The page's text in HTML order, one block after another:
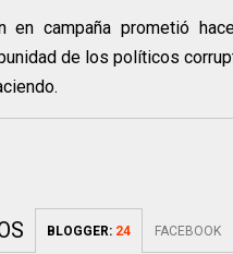
en campaña prometió
de los políticos
BLOGGER: 24 FACEBOOK